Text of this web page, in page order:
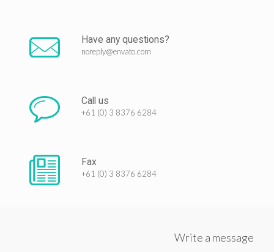
Have any questions?
noreply@envato.com
Call us
+61 (0) 3 8376 6284
Fax
+61 (0) 3 8376 6284
Write a message